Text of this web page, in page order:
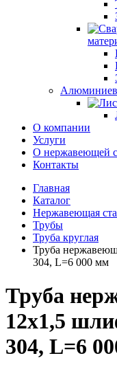
О компании
Услуги
О нержавеющей
Контакты
Главная
Каталог
Нержавеющая
Трубы
Труба круглая
Труба
304, L=6 000 мм
Труба
12х1,5
304, L=6